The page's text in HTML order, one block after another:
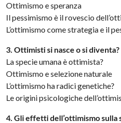
Ottimismo e speranza
Il pessimismo è il rovescio
L’ottimismo come strategia e il
3. Ottimisti si nasce o si diventa?
La specie umana è ottimista?
Ottimismo e selezione naturale
L’ottimismo ha radici genetiche?
Le origini psicologiche
4. Gli effetti dell’ottimismo sulla